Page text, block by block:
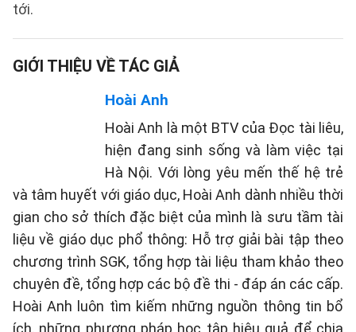
tới.
GIỚI THIỆU VỀ TÁC GIẢ
Hoài Anh
Hoài Anh là một BTV của Đọc tài liêu,
hiện đang sinh sống và làm việc tại
Hà Nội. Với lòng yêu mến thế hệ trẻ
và tâm huyết với giáo dục, Hoài Anh dành nhiều thời
gian cho sở thích đặc biệt của mình là sưu tầm tài
liệu về giáo dục phổ thông: Hỗ trợ giải bài tập theo
chương trình SGK, tổng hợp tài liệu tham khảo theo
chuyên đề, tổng hợp các bộ đề thi - đáp án các cấp.
Hoài Anh luôn tìm kiếm những nguồn thông tin bổ